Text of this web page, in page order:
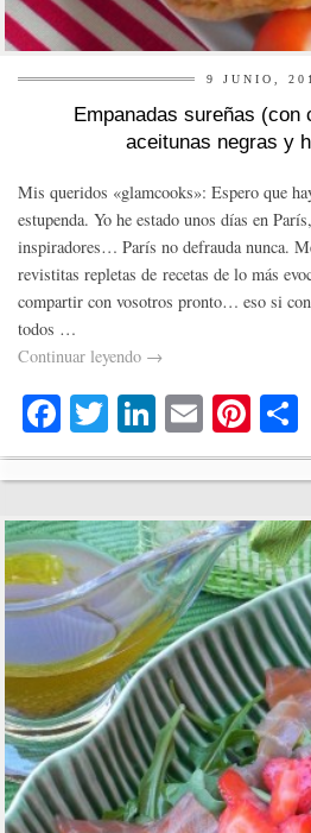
9 JUNIO,
Empanadas sureñas (con
aceitunas negras y
Mis queridos «glamcooks»: Espero que
estupenda. Yo he estado unos días en
inspiradores… París no defrauda nunca.
revistitas repletas de recetas de lo más
compartir con vosotros pronto… eso si
todos …
Continuar leyendo →
Fa
ce
bo
ok
T
wi
tte
r
Li
nk
ed
In
E
m
ail
Pi
nt
er
es
t
r